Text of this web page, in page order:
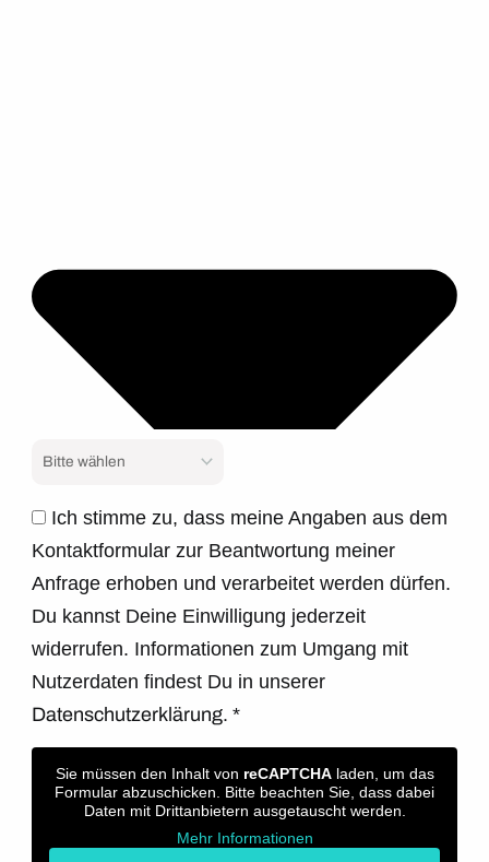
Ich stimme zu, dass meine Angaben aus dem
Kontaktformular zur Beantwortung meiner
Anfrage erhoben und verarbeitet werden dürfen.
Du kannst Deine Einwilligung jederzeit
widerrufen. Informationen zum Umgang mit
Nutzerdaten findest Du in unserer
Datenschutzerklärung.*
Sie müssen den Inhalt von reCAPTCHAladen, um das
Formular abzuschicken. Bitte beachten Sie, dass dabei
Daten mit Drittanbietern ausgetauscht werden.
Mehr Informationen